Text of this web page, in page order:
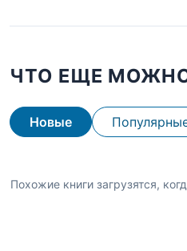
ЧТО ЕЩЕ
Новые
Похожие книги загрузятся,